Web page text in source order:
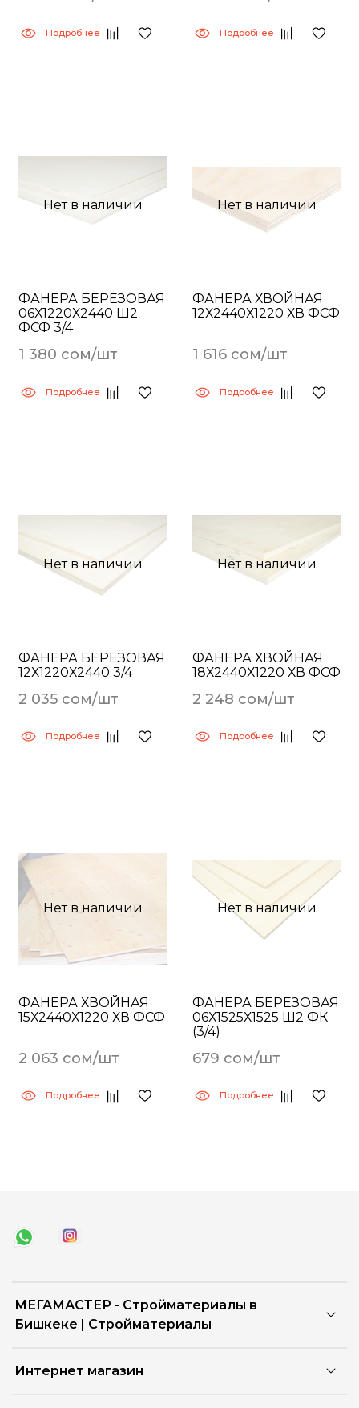
Подробнее Подробнее
Нет в наличии
ФАНЕРА БЕРЕЗОВАЯ
06Х1220Х2440 Ш2
ФСФ 3/4
1 380 сом/шт
Подробнее
Нет в наличии
ФАНЕРА ХВОЙНАЯ
12Х2440Х1220 ХВ ФСФ
1 616 сом/шт
Подробнее
Нет в наличии
ФАНЕРА БЕРЕЗОВАЯ
12Х1220Х2440 3/4
2 035 сом/шт
Подробнее
Нет в наличии
ФАНЕРА ХВОЙНАЯ
18Х2440Х1220 ХВ ФСФ
2 248 сом/шт
Подробнее
Нет в наличии
ФАНЕРА ХВОЙНАЯ
15Х2440Х1220 ХВ ФСФ
2 063 сом/шт
Подробнее
Нет в наличии
ФАНЕРА БЕРЕЗОВАЯ
06Х1525Х1525 Ш2 ФК
(3/4)
679 сом/шт
Подробнее
МЕГАМАСТЕР - Стройматериалы в
Бишкеке | Стройматериалы
Интернет магазин